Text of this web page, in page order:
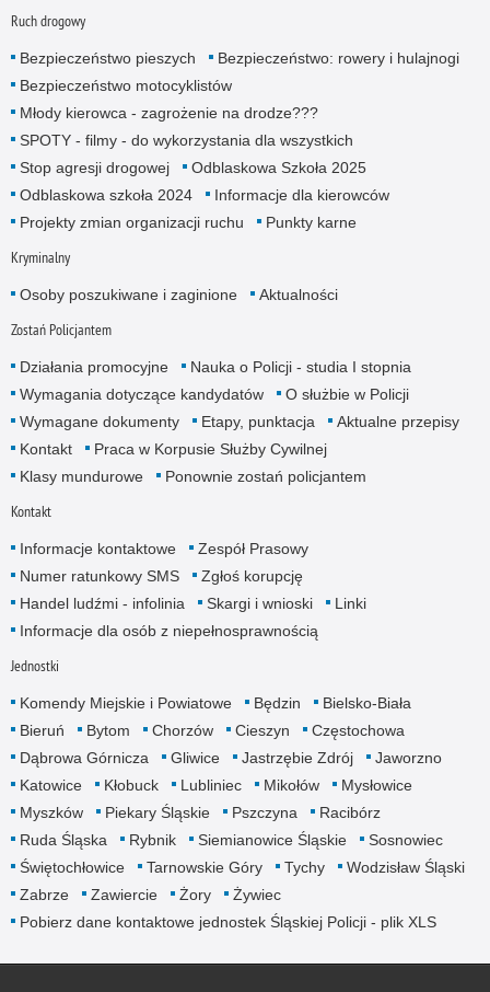
Ruch drogowy
Bezpieczeństwo pieszych
Bezpieczeństwo: rowery i hulajnogi
Bezpieczeństwo motocyklistów
Młody kierowca - zagrożenie na drodze???
SPOTY - filmy - do wykorzystania dla wszystkich
Stop agresji drogowej
Odblaskowa Szkoła 2025
Odblaskowa szkoła 2024
Informacje dla kierowców
Projekty zmian organizacji ruchu
Punkty karne
Kryminalny
Osoby poszukiwane i zaginione Aktualności
Zostań Policjantem
Działania promocyjne
Nauka o Policji - studia I stopnia
Wymagania dotyczące kandydatów
O służbie w Policji
Wymagane dokumenty
Etapy, punktacja
Aktualne przepisy
Kontakt
Praca w Korpusie Służby Cywilnej
Klasy mundurowe
Ponownie zostań policjantem
Kontakt
Informacje kontaktowe
Zespół Prasowy
Numer ratunkowy SMS
Zgłoś korupcję
Handel ludźmi - infolinia
Skargi i wnioski
Linki
Informacje dla osób z niepełnosprawnością
Jednostki
Komendy Miejskie i Powiatowe Będzin
Bielsko-Biała
Bieruń
Bytom Chorzów Cieszyn
Częstochowa
Dąbrowa Górnicza
Gliwice Jastrzębie Zdrój
Jaworzno
Katowice
Kłobuck Lubliniec Mikołów
Mysłowice
Myszków
Piekary Śląskie Pszczyna
Racibórz
Ruda Śląska
Rybnik Siemianowice Śląskie
Sosnowiec
Świętochłowice
Tarnowskie Góry Tychy
Wodzisław Śląski
Zabrze
Zawiercie Żory
Żywiec
Pobierz dane kontaktowe jednostek Śląskiej Policji - plik XLS